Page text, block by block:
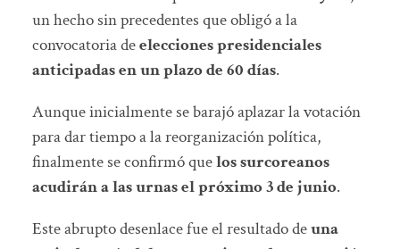
un hecho sin precedentes que obligó a la
convocatoria deelecciones presidenciales
anticipadas en un plazo de 60 días.
Aunque inicialmente se barajó aplazar la votación
para dar tiempo a la reorganización política,
finalmente se confirmó quelos surcoreanos
acudirán a las urnas el próximo 3 de junio.
Este abrupto desenlace fue el resultado deuna